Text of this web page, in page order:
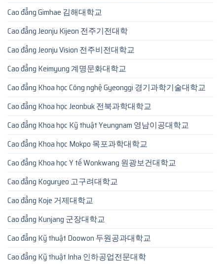
Cao đẳng Gimhae 김해대학교
Cao đẳng Jeonju Kijeon 전주기전대학
Cao đẳng Jeonju Vision 전주비전대학교
Cao đẳng Keimyung 계명문화대학교
Cao đẳng Khoa học Công nghệ Gyeonggi 경기과학기술대학교
Cao đẳng Khoa học Jeonbuk 전북과학대학교
Cao đẳng Khoa học Kỹ thuật Yeungnam 영남이공대학교
Cao đẳng Khoa học Mokpo 목포과학대학교
Cao đẳng Khoa học Y tế Wonkwang 원광보건대학교
Cao đẳng Koguryeo 고구려대학교
Cao đẳng Koje 거제대학교
Cao đẳng Kunjang 군장대학교
Cao đẳng Kỹ thuật Doowon 두원공과대학교
Cao đẳng Kỹ thuật Inha 인하공업전문대학